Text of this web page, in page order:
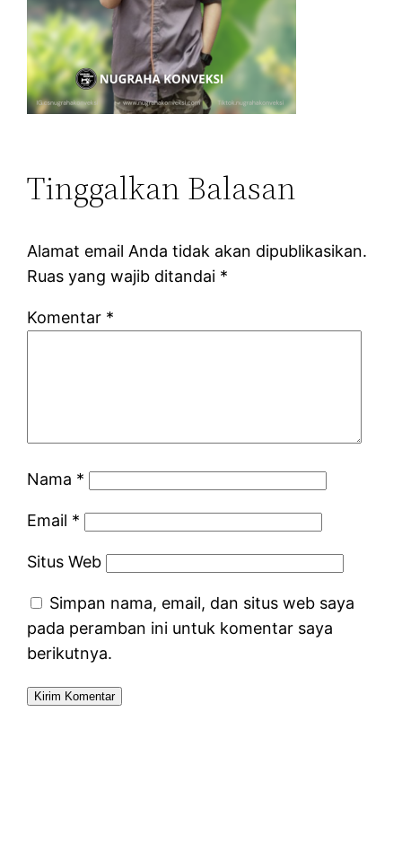
Tinggalkan Balasan
Alamat email Anda tidak akan dipublikasikan.
Ruas yang wajib ditandai *
Komentar *
Nama *
Email *
Situs Web
Simpan nama, email, dan situs web saya
pada peramban ini untuk komentar saya
berikutnya.